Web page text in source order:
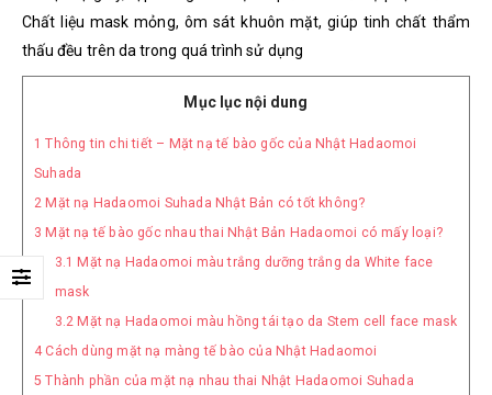
Chất liệu mask mỏng, ôm sát khuôn mặt, giúp tinh chất thẩm
thấu đều trên da trong quá trình sử dụng
Mục lục nội dung
1 Thông tin chi tiết – Mặt nạ tế bào gốc của Nhật Hadaomoi
Suhada
2 Mặt nạ Hadaomoi Suhada Nhật Bản có tốt không?
3 Mặt nạ tế bào gốc nhau thai Nhật Bản Hadaomoi có mấy loại?
3.1 Mặt nạ Hadaomoi màu trắng dưỡng trắng da White face
mask
3.2 Mặt nạ Hadaomoi màu hồng tái tạo da Stem cell face mask
4Cách dùng mặt nạ màng tế bào của Nhật Hadaomoi
5 Thành phần của mặt nạ nhau thai Nhật Hadaomoi Suhada